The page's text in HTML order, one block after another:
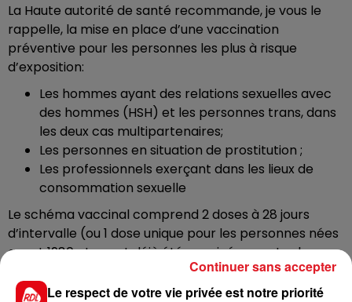
La Haute autorité de santé recommande, je vous le
rappelle, la mise en place d’une vaccination
préventive pour les personnes les plus à risque
d’exposition:
Les hommes ayant des relations sexuelles avec
des hommes (HSH) et les personnes trans, dans
les deux cas multipartenaires;
Les personnes en situation de prostitution ;
Les professionnels exerçant dans les lieux de
consommation sexuelle
Le schéma vaccinal comprend 2 doses à 28 jours
d’intervalle (ou 1 dose unique pour les personnes nées
avant 1980 et ayant déjà été vaccinées contre la
variole, et 3 doses pour les personnes
immunodéprimées).
Le respect de votre vie privée est notre priorité
Continuer sans accepter